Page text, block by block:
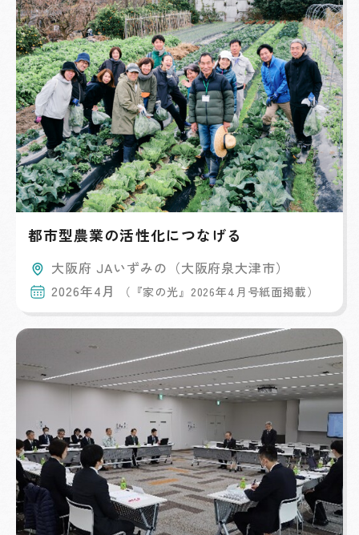
都市型農業の活性化につなげる
大阪府 JAいずみの（大阪府泉大津市）
2026年4月
（『家の光』2026年4月号紙面掲載）